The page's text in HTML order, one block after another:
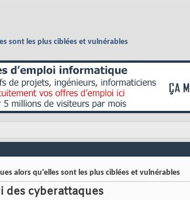
sont les plus ciblées et vulnérables
alors qu'elles sont les plus ciblées et vulnérables
des cyberattaques